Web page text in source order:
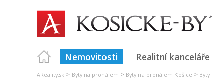
Nemovitosti Realitní kanceláře
AReality.sk > Byty na pronájem > Byty na pronájem Košice >